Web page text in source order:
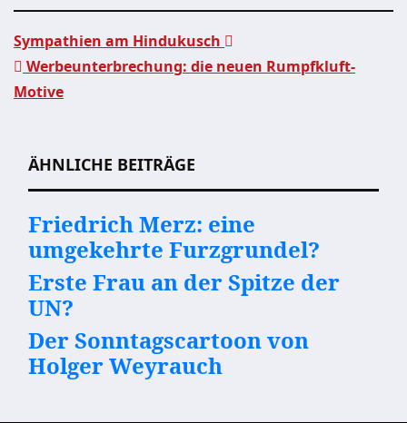
Beitragsnavigation
Sympathien am Hindukusch
Werbeunterbrechung: die neuen Rumpfkluft-
Motive
ÄHNLICHE BEITRÄGE
Friedrich Merz: eine
umgekehrte Furzgrundel?
Erste Frau an der Spitze der
UN?
Der Sonntagscartoon von
Holger Weyrauch